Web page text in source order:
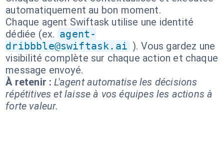
automatiquement au bon moment.
Chaque agent Swiftask utilise une identité
dédiée (ex. agent-
dribbble@swiftask.ai ). Vous gardez une
visibilité complète sur chaque action et chaque
message envoyé.
À retenir : L'agent automatise les décisions
répétitives et laisse à vos équipes les actions à
forte valeur.